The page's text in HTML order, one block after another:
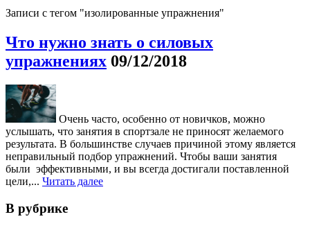
Записи с тегом "изолированные упражнения"
Что нужно знать о силовых
упражнениях 09/12/2018
Очень часто, особенно от новичков, можно
услышать, что занятия в спортзале не приносят желаемого
результата. В большинстве случаев причиной этому является
неправильный подбор упражнений. Чтобы ваши занятия
были эффективными, и вы всегда достигали поставленной
цели,... Читать далее
В рубрике